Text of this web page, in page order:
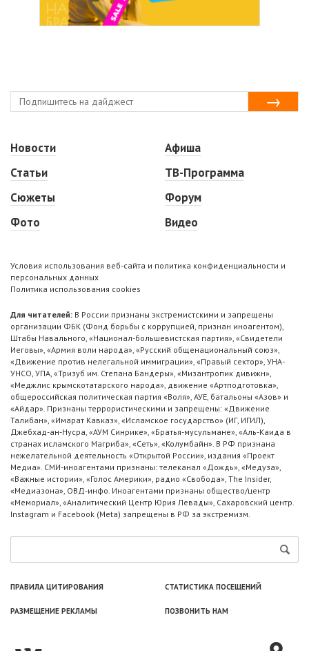
Новости
Статьи
Сюжеты
Фото
Афиша
ТВ-Программа
Форум
Видео
Условия использования веб-сайта и политика конфиденциальности и
персональных данных
Политика использования cookies
Для читателей: В России признаны экстремистскими и запрещены
организации ФБК (Фонд борьбы с коррупцией, признан иноагентом),
Штабы Навального, «Национал-большевистская партия», «Свидетели
Иеговы», «Армия воли народа», «Русский общенациональный союз»,
«Движение против нелегальной иммиграции», «Правый сектор», УНА-
УНСО, УПА, «Тризуб им. Степана Бандеры», «Мизантропик дивижн»,
«Меджлис крымскотатарского народа», движение «Артподготовка»,
общероссийская политическая партия «Воля», АУЕ, батальоны «Азов» и
«Айдар». Признаны террористическими и запрещены: «Движение
Талибан», «Имарат Кавказ», «Исламское государство» (ИГ, ИГИЛ),
Джебхад-ан-Нусра, «АУМ Синрике», «Братья-мусульмане», «Аль-Каида в
странах исламского Магриба», «Сеть», «Колумбайн». В РФ признана
нежелательной деятельность «Открытой России», издания «Проект
Медиа». СМИ-иноагентами признаны: телеканал «Дождь», «Медуза»,
«Важные истории», «Голос Америки», радио «Свобода», The Insider,
«Медиазона», ОВД-инфо. Иноагентами признаны общество/центр
«Мемориал», «Аналитический Центр Юрия Левады», Сахаровский центр.
Instagram и Facebook (Metа) запрещены в РФ за экстремизм.
ПРАВИЛА ЦИТИРОВАНИЯ СТАТИСТИКА ПОСЕЩЕНИЙ
РАЗМЕЩЕНИЕ РЕКЛАМЫ ПОЗВОНИТЬ НАМ